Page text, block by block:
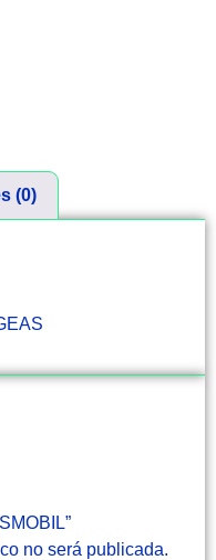
(0)
no será publicada.